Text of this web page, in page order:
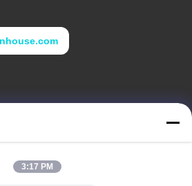
δρόμος Yixian, κωμόπολη του Δαλιού,
3:17 PM